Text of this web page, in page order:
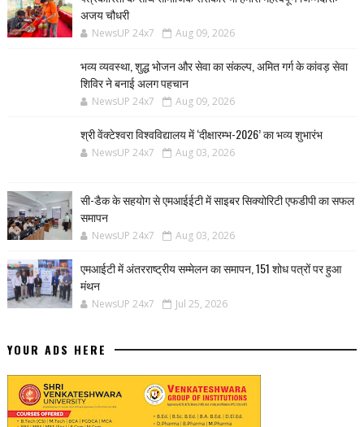
अजय चौधरी
NewsUP 24x7 Aug 09, 2026
भव्य व्यवस्था, शुद्ध भोजन और सेवा का संकल्प, अमित गर्ग के कांवड़ सेवा
शिविर ने बनाई अलग पहचान
NewsUP 24x7 Aug 09, 2026
श्री वेंक्टेश्वरा विश्वविद्यालय में ‘दीक्षारम्भ-2026’ का भव्य शुभारंभ
NewsUP 24x7 Aug 03, 2026
सी-डैक के सहयोग से एमआईईटी में साइबर सिक्योरिटी एफडीपी का सफल
समापन
NewsUP 24x7 Aug 03, 2026
एमआईटी में अंतरराष्ट्रीय सम्मेलन का समापन, 151 शोध पत्रों पर हुआ
मंथन
NewsUP 24x7 Jul 25, 2026
YOUR ADS HERE